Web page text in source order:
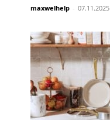
maxwelhelp - 07.11.2025